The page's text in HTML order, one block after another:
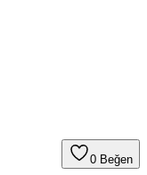
0 Beğen